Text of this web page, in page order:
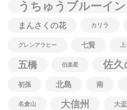
うちゅうブルーイ
まんさくの花 カリラ
グレンアラヒー 七賢
五橋
伯楽星 佐久
初孫 北島 南
名倉山 大信州 大盃